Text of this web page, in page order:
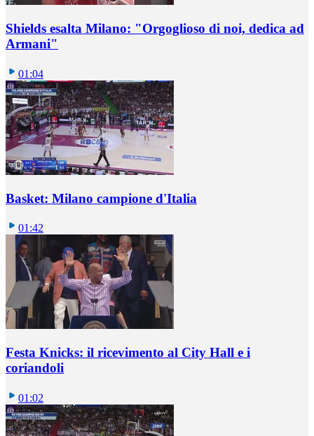
Shields esalta Milano: "Orgoglioso di noi, dedica ad
Armani"
01:04
Basket: Milano campione d'Italia
01:42
Festa Knicks: il ricevimento al City Hall e i
coriandoli
01:02